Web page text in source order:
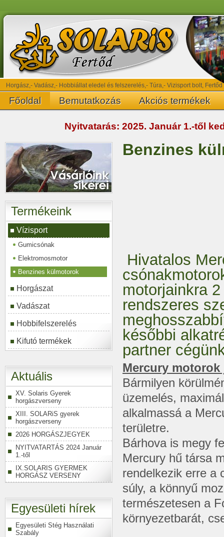
Horgász,- Vadász,- Hobbiállat eledel és felszerelés,- Túra,- Vizisport bolt, Fertőd
Főoldal Bemutatkozás Akciós termékek
Nyitvatarás: 2025. Január 1.-től
Termékeink
Vízisport
Gumicsónak
Elektromosmotor
Benzines külmotorok
Horgászat
Vadászat
Hobbifelszerelés
Kifutó termékek
Aktuális
XV. Solaris Gyerek
horgászverseny
XIII. SOLARiS gyerek
horgászverseny
2026 HORGÁSZJEGYEK
NYITVATARTÁS 2024 Január
1.-től
IX.SOLARIS GYERMEK
HORGÁSZ VERSENY
Egyesületi hírek
Egyesületi Stég Használati
Szabály
Benzines
Hivatalos
motorjainkra
rendszeres
későbbi
partner
Mercury
Bármilyen
üzemelés,
alkalmassá a
területre.
Bárhova is megy
Mercury hű társa
rendelkezik erre a
súly, a könnyű
természetesen a
környezetbarát,